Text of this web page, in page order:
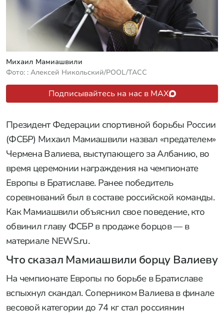
Михаил Мамиашвили
Фото: : Алексей Никольский/POOL/ТАСС
Подписывайтесь на нас в MAX
Президент Федерации спортивной борьбы России
(ФСБР) Михаил Мамиашвили назвал «предателем»
Чермена Валиева, выступающего за Албанию, во
время церемонии награждения на чемпионате
Европы в Братиславе. Ранее победитель
соревнований был в составе российской команды.
Как Мамиашвили объяснил свое поведение, кто
обвинил главу ФСБР в продаже борцов — в
материале NEWS.ru.
Что сказал Мамиашвили борцу Валиеву
На чемпионате Европы по борьбе в Братиславе
вспыхнул скандал. Соперником Валиева в финале
весовой категории до 74 кг стал россиянин